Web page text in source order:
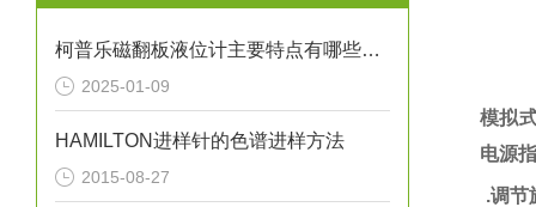
柯普乐磁翻板液位计主要特点有哪些呢？
2025-01-09
HAMILTON进样针的色谱进样方法
2015-08-27
模拟
电源
.调节